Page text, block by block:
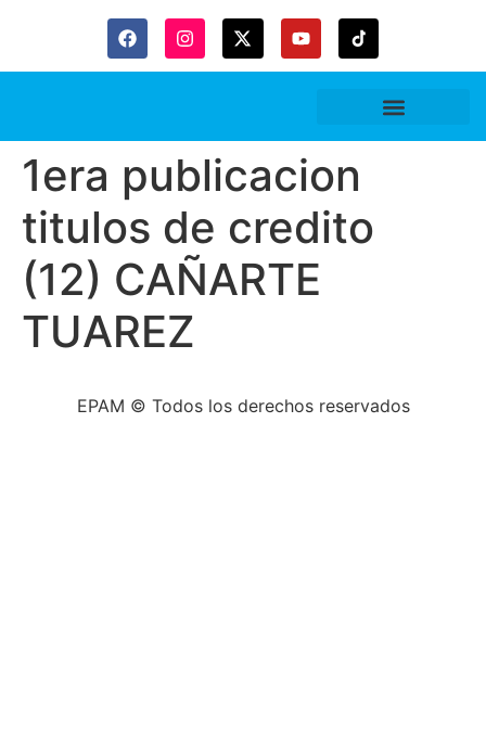
1era publicacion
titulos de credito
(12) CAÑARTE
TUAREZ
EPAM © Todos los derechos reservados